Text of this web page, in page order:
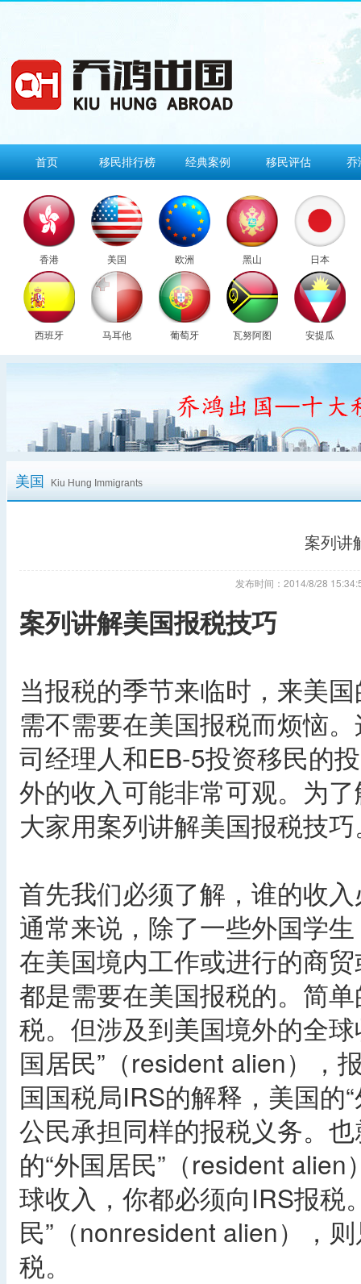
首页 移民排行榜 经典案例 移民评估 乔
香港 美国 欧洲 黑山 日本
西班牙 马耳他 葡萄牙 瓦努阿图 安提瓜
美国 Kiu Hung Immigrants
案列讲
发布时间：2014/8/28
案列讲解美国报税技巧
当报税的季节来临时，来美
需不需要在美国报税而烦恼
司经理人和EB-5投资移民的
外的收入可能非常可观。为
大家用案列讲解美国报税技
首先我们必须了解，谁的收
通常来说，除了一些外国学
在美国境内工作或进行的商
都是需要在美国报税的。简
税。但涉及到美国境外的全
国居民”（resident alien），
国国税局IRS的解释，美国的
公民承担同样的报税义务。
的“外国居民”（resident
球收入，你都必须向IRS报税
民”（nonresident alien），
税。